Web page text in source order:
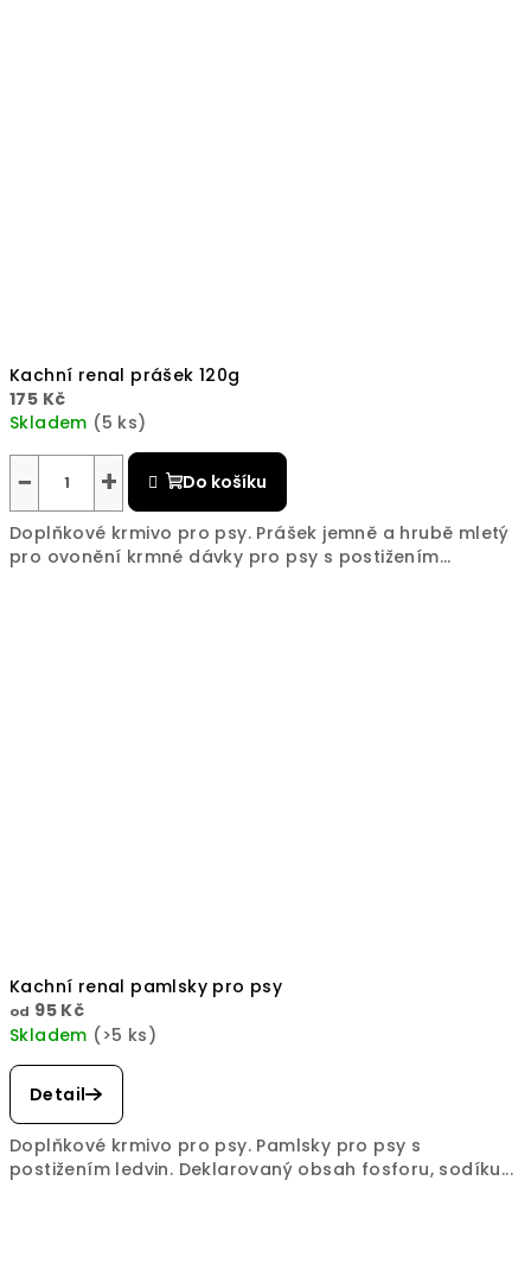
Kachní renal prášek 120g
175 Kč
Skladem (5 ks)
+
− Do košíku
Doplňkové krmivo pro psy. Prášek jemně a hrubě mletý
pro ovonění krmné dávky pro psy s postižením...
Kachní renal pamlsky pro psy
od 95 Kč
Skladem (>5 ks)
Detail
Doplňkové krmivo pro psy. Pamlsky pro psy s
postižením ledvin. Deklarovaný obsah fosforu, sodíku...